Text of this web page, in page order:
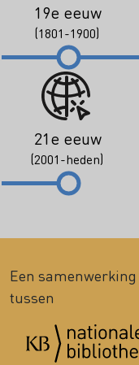
19e eeuw
(1801-1900)
21e eeuw
(2001-heden)
Een samenwerking
tussen